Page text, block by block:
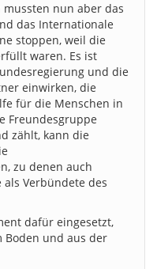
mussten nun aber das
das Internationale
stoppen, weil die
waren. Es ist
und die
einwirken, die
für die Menschen in
Freundesgruppe
zählt, kann die
zu denen auch
Verbündete des
dafür eingesetzt,
Boden und aus der